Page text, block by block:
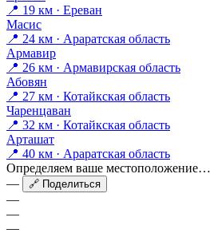
📍 19 км · Ереван
Масис
📍 24 км · Араратская область
Армавир
📍 26 км · Армавирская область
Абовян
📍 27 км · Котайкская область
Чаренцаван
📍 32 км · Котайкская область
Арташат
📍 40 км · Араратская область
Определяем ваше местоположение…
—
🔗 Поделиться
—
—
—